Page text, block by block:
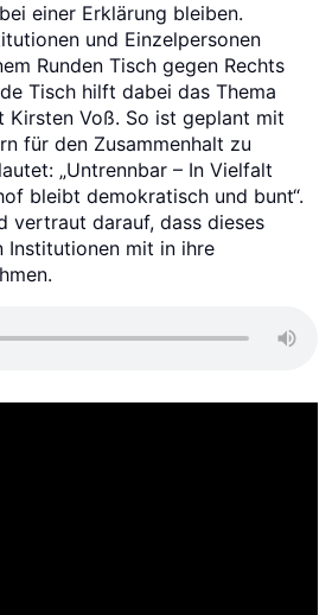
einer Erklärung bleiben.
und Einzelpersonen
Runden Tisch gegen Rechts
Tisch hilft dabei das Thema
Kirsten Voß. So ist geplant mit
für den Zusammenhalt zu
„Untrennbar – In Vielfalt
bleibt demokratisch und bunt“.
vertraut darauf, dass dieses
mit in ihre